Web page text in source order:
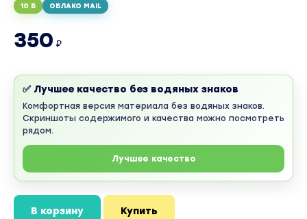
10 Б ОБЛАКО MAIL
350 ₽
✅ Лучшее качество без водяных знаков
Комфортная версия материала без водяных знаков.
Скриншоты содержимого и качества можно посмотреть
рядом.
Лучшее качество
В корзину Купить